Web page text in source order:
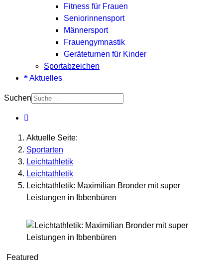
Fitness für Frauen
Seniorinnensport
Männersport
Frauengymnastik
Geräteturnen für Kinder
Sportabzeichen
Aktuelles
Suchen
Aktuelle Seite:
Sportarten
Leichtathletik
Leichtathletik
Leichtathletik: Maximilian Bronder mit super
Leistungen in Ibbenbüren
Featured